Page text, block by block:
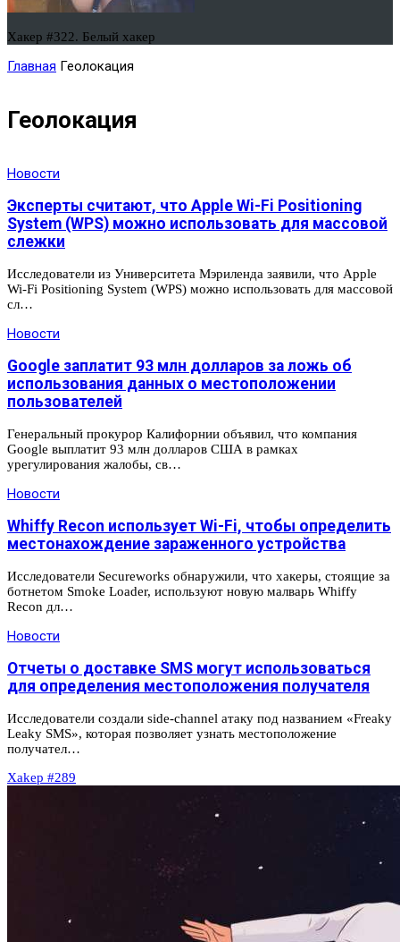
Хакер #322. Белый хакер
Главная Геолокация
Геолокация
Новости
Эксперты считают, что Apple Wi-Fi Positioning
System (WPS) можно использовать для массовой
слежки
Исследователи из Университета Мэриленда заявили, что Apple
Wi-Fi Positioning System (WPS) можно использовать для массовой
сл…
Новости
Google заплатит 93 млн долларов за ложь об
использования данных о местоположении
пользователей
Генеральный прокурор Калифорнии объявил, что компания
Google выплатит 93 млн долларов США в рамках
урегулирования жалобы, св…
Новости
Whiffy Recon использует Wi-Fi, чтобы определить
местонахождение зараженного устройства
Исследователи Secureworks обнаружили, что хакеры, стоящие за
ботнетом Smoke Loader, используют новую малварь Whiffy
Recon дл…
Новости
Отчеты о доставке SMS могут использоваться
для определения местоположения получателя
Исследователи создали side-channel атаку под названием «Freaky
Leaky SMS», которая позволяет узнать местоположение
получател…
Xakep #289